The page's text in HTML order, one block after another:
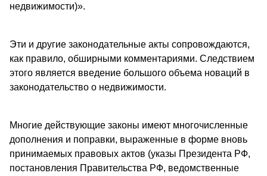
недвижимости)».
Эти и другие законодательные акты сопровождаются,
как правило, обширными комментариями. Следствием
этого является введение большого объема новаций в
законодательство о недвижимости.
Многие действующие законы имеют многочисленные
дополнения и поправки, выраженные в форме вновь
принимаемых правовых актов (указы Президента РФ,
постановления Правительства РФ, ведомственные